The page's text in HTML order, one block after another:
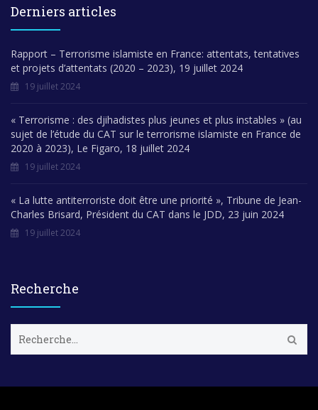
Derniers articles
Rapport – Terrorisme islamiste en France: attentats, tentatives
et projets d’attentats (2020 – 2023), 19 juillet 2024
19 juillet 2024
« Terrorisme : des djihadistes plus jeunes et plus instables » (au
sujet de l’étude du CAT sur le terrorisme islamiste en France de
2020 à 2023), Le Figaro, 18 juillet 2024
19 juillet 2024
« La lutte antiterroriste doit être une priorité », Tribune de Jean-
Charles Brisard, Président du CAT dans le JDD, 23 juin 2024
19 juillet 2024
Recherche
c
e